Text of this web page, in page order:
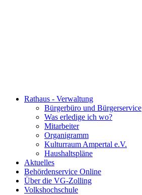
Rathaus - Verwaltung
Bürgerbüro und Bürgerservice
Was erledige ich wo?
Mitarbeiter
Organigramm
Kulturraum Ampertal e.V.
Haushaltspläne
Aktuelles
Behördenservice Online
Über die VG-Zolling
Volkshochschule